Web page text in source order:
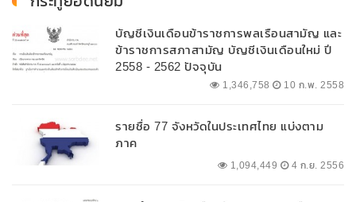
บัญชีเงินเดือนข้าราชการพลเรือนสามัญ และ
ข้าราชการสภาสามัญ บัญชีเงินเดือนใหม่ ปี
2558 - 2562 ปัจจุบัน
1,346,758 10 ก.พ. 2558
รายชื่อ 77 จังหวัดในประเทศไทย แบ่งตาม
ภาค
1,094,449 4 ก.ย. 2556